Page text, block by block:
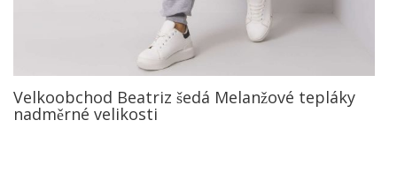
Velkoobchod Beatriz šedá Melanžové tepláky
nadměrné velikosti